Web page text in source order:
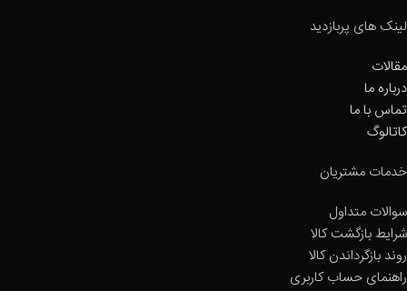
لینک های پربازدید
مقالات
درباره ما
تماس با ما
کاتالوگ
خدمات مشتریان
سوالات متداول
شرایط بازگشت کالا
روند بازگرداندن کالا
راهنمای حساب کاربری